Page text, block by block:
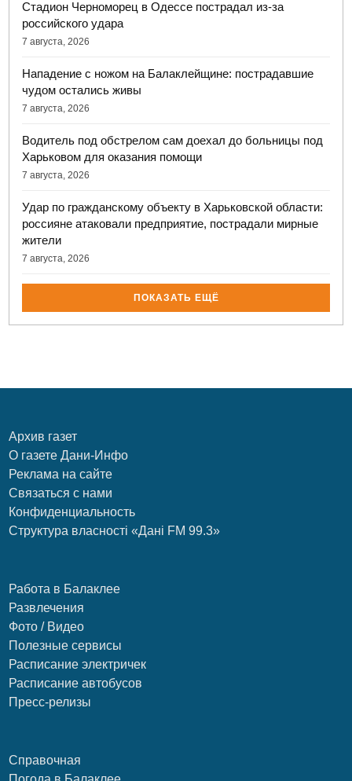
Стадион Черноморец в Одессе пострадал из-за
российского удара
7 августа, 2026
Нападение с ножом на Балаклейщине: пострадавшие
чудом остались живы
7 августа, 2026
Водитель под обстрелом сам доехал до больницы под
Харьковом для оказания помощи
7 августа, 2026
Удар по гражданскому объекту в Харьковской области:
россияне атаковали предприятие, пострадали мирные
жители
7 августа, 2026
ПОКАЗАТЬ ЕЩЁ
Архив газет
О газете Дани-Инфо
Реклама на сайте
Связаться с нами
Конфиденциальность
Структура власності «Дані FM 99.3»
Работа в Балаклее
Развлечения
Фото / Видео
Полезные сервисы
Расписание электричек
Расписание автобусов
Пресс-релизы
Справочная